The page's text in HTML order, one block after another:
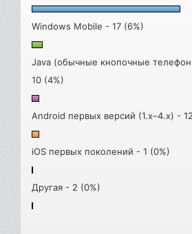
Windows Mobile - 17 (6%)
Java (обычные кнопочные
10 (4%)
Android первых версий (1.x–4.x) -
iOS первых поколений - 1 (0%)
Другая - 2 (0%)